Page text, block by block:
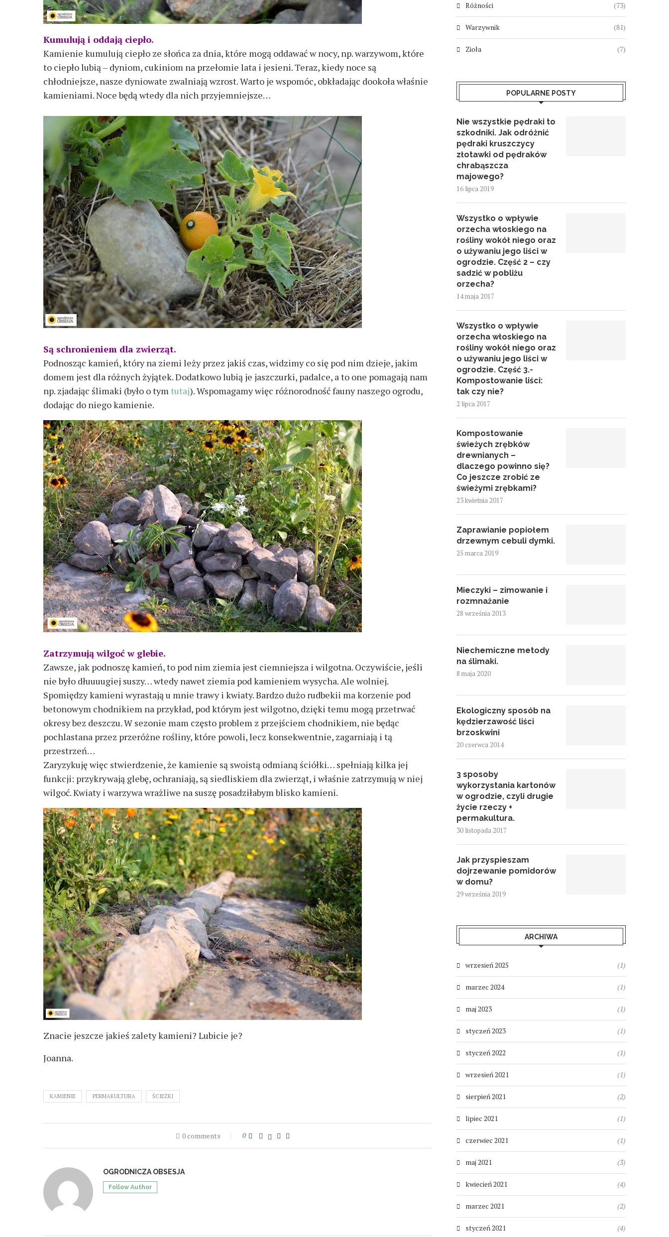
Kumulują i oddają ciepło.
Kamienie kumulują ciepło ze słońca za dnia, które mogą oddawać w nocy, np. warzywom, które
to ciepło lubią – dyniom, cukiniom na przełomie lata i jesieni. Teraz, kiedy noce są
chłodniejsze, nasze dyniowate zwalniają wzrost. Warto je wspomóc, obkładając dookoła właśnie
kamieniami. Noce będą wtedy dla nich przyjemniejsze…
Są schronieniem dla zwierząt.
Podnosząc kamień, który na ziemi leży przez jakiś czas, widzimy co się pod nim dzieje, jakim
domem jest dla różnych żyjątek. Dodatkowo lubią je jaszczurki, padalce, a to one pomagają nam
np. zjadając ślimaki (było o tymtutaj). Wspomagamy więc różnorodność fauny naszego ogrodu,
dodając do niego kamienie.
Zatrzymują wilgoć w glebie.
Zawsze, jak podnoszę kamień, to pod nim ziemia jest ciemniejsza i wilgotna. Oczywiście, jeśli
nie było dłuuuugiej suszy… wtedy nawet ziemia pod kamieniem wysycha. Ale wolniej.
Spomiędzy kamieni wyrastają u mnie trawy i kwiaty. Bardzo dużo rudbekii ma korzenie pod
betonowym chodnikiem na przykład, pod którym jest wilgotno, dzięki temu mogą przetrwać
okresy bez deszczu. W sezonie mam często problem z przejściem chodnikiem, nie będąc
pochlastana przez przeróżne rośliny, które powoli, lecz konsekwentnie, zagarniają i tą
przestrzeń…
Zaryzykuję więc stwierdzenie, że kamienie są swoistą odmianą ściółki… spełniają kilka jej
funkcji: przykrywają glebę, ochraniają, są siedliskiem dla zwierząt, i właśnie zatrzymują w niej
wilgoć. Kwiaty i warzywa wrażliwe na suszę posadziłabym blisko kamieni.
Znacie jeszcze jakieś zalety kamieni? Lubicie je?
Joanna.
KAMIENIE PERMAKULTURA ŚCIEŻKI
0 comments 0
OGRODNICZA OBSESJA
Follow Author
Różności (73)
Warzywnik (81)
Zioła (7)
POPULARNE POSTY
Nie wszystkie pędraki to
szkodniki. Jak odróżnić
pędraki kruszczycy
złotawki od pędraków
chrabąszcza
majowego?
16 lipca 2019
Wszystko o wpływie
orzecha włoskiego na
rośliny wokół niego oraz
o używaniu jego liści w
ogrodzie. Część 2 – czy
sadzić w pobliżu
orzecha?
14 maja 2017
Wszystko o wpływie
orzecha włoskiego na
rośliny wokół niego oraz
o używaniu jego liści w
ogrodzie. Część 3.-
Kompostowanie liści:
tak czy nie?
2 lipca 2017
Kompostowanie
świeżych zrębków
drewnianych –
dlaczego powinno się?
Co jeszcze zrobić ze
świeżymi zrębkami?
23 kwietnia 2017
Zaprawianie popiołem
drzewnym cebuli dymki.
25 marca 2019
Mieczyki – zimowanie i
rozmnażanie
28 września 2013
Niechemiczne metody
na ślimaki.
8 maja 2020
Ekologiczny sposób na
kędzierzawość liści
brzoskwini
20 czerwca 2014
3 sposoby
wykorzystania kartonów
w ogrodzie, czyli drugie
życie rzeczy +
permakultura.
30 listopada 2017
Jak przyspieszam
dojrzewanie pomidorów
w domu?
29 września 2019
ARCHIWA
wrzesień 2025 (1)
marzec 2024 (1)
maj 2023 (1)
styczeń 2023 (1)
styczeń 2022 (1)
wrzesień 2021 (1)
sierpień 2021 (2)
lipiec 2021 (1)
czerwiec 2021 (1)
maj 2021 (3)
kwiecień 2021 (4)
marzec 2021 (2)
styczeń 2021 (4)